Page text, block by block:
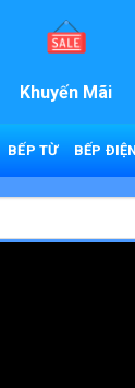
Khuyến Mãi
BẾP TỪ BẾP